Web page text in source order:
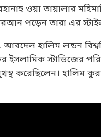
ওয়া তায়ালার
পড়েন তারা এর স্টাইল
হালিম লন্ডন
ইসলামিক স্টাডিজের
করেছিলেন। হালিম